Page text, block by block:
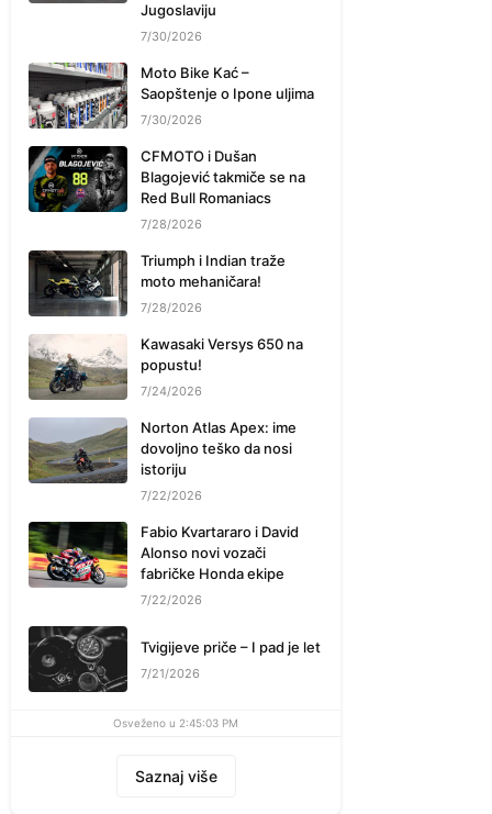
Jugoslaviju
7/30/2026
Moto Bike Kać –
Saopštenje o Ipone uljima
7/30/2026
CFMOTO i Dušan
Blagojević takmiče se na
Red Bull Romaniacs
7/28/2026
Triumph i Indian traže
moto mehaničara!
7/28/2026
Kawasaki Versys 650 na
popustu!
7/24/2026
Norton Atlas Apex: ime
dovoljno teško da nosi
istoriju
7/22/2026
Fabio Kvartararo i David
Alonso novi vozači
fabričke Honda ekipe
7/22/2026
Tvigijeve priče – I pad je let
7/21/2026
Osveženo u 2:45:03 PM
Saznaj više